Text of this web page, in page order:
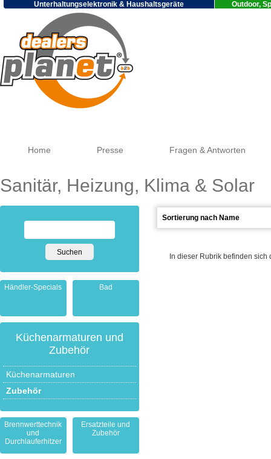
Unterhaltungselektronik & Haushaltsgeräte Outdoor,
Home Presse Fragen & Antworten
Sanitär, Heizung, Klima & Solar
In dieser Rubrik befinden
Händler-Specials Bad
Küchenarmaturen und
Zubehör
Küchenarmaturen
Zubehör
Brennwerttechnik
und
Durchlauferhitzer
Ersatzteile und
Zubehör